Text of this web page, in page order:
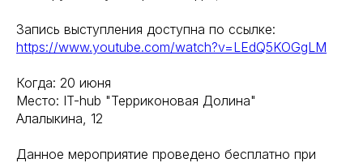
Запись выступления доступна по ссылке:
https://www.youtube.com/watch?v=LEdQ5KOGgLM
Когда: 20 июня
Место: IT-hub "Терриконовая Долина"
Алалыкина, 12
Данное мероприятие проведено бесплатно при